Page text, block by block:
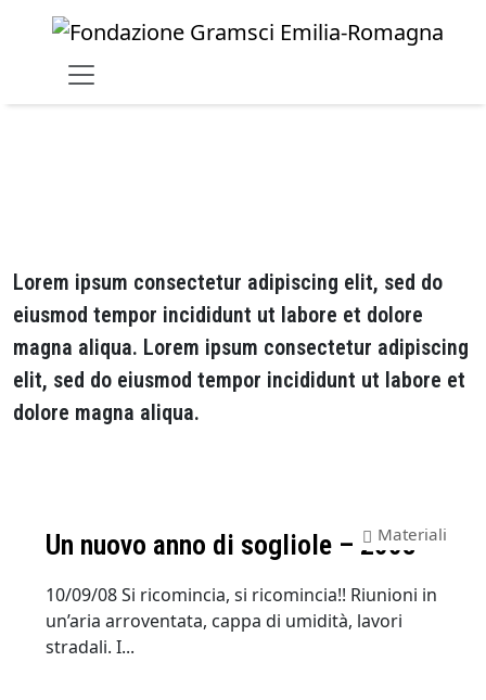
Skip to main content
Lorem ipsum consectetur adipiscing elit, sed do
eiusmod tempor incididunt ut labore et dolore
magna aliqua. Lorem ipsum consectetur adipiscing
elit, sed do eiusmod tempor incididunt ut labore et
dolore magna aliqua.
Un nuovo anno di sogliole – 2008-
Materiali
10/09/08 Si ricomincia, si ricomincia!! Riunioni in
un’aria arroventata, cappa di umidità, lavori
stradali. I...